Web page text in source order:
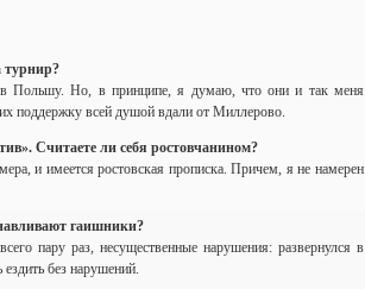
турнир?
Польшу. Но, в принципе, я думаю, что они и так меня
поддержку всей душой вдали от Миллерово.
Считаете ли себя ростовчанином?
и имеется ростовская прописка. Причем, я не намерен
гаишники?
пару раз, несущественные нарушения: развернулся в
без нарушений.